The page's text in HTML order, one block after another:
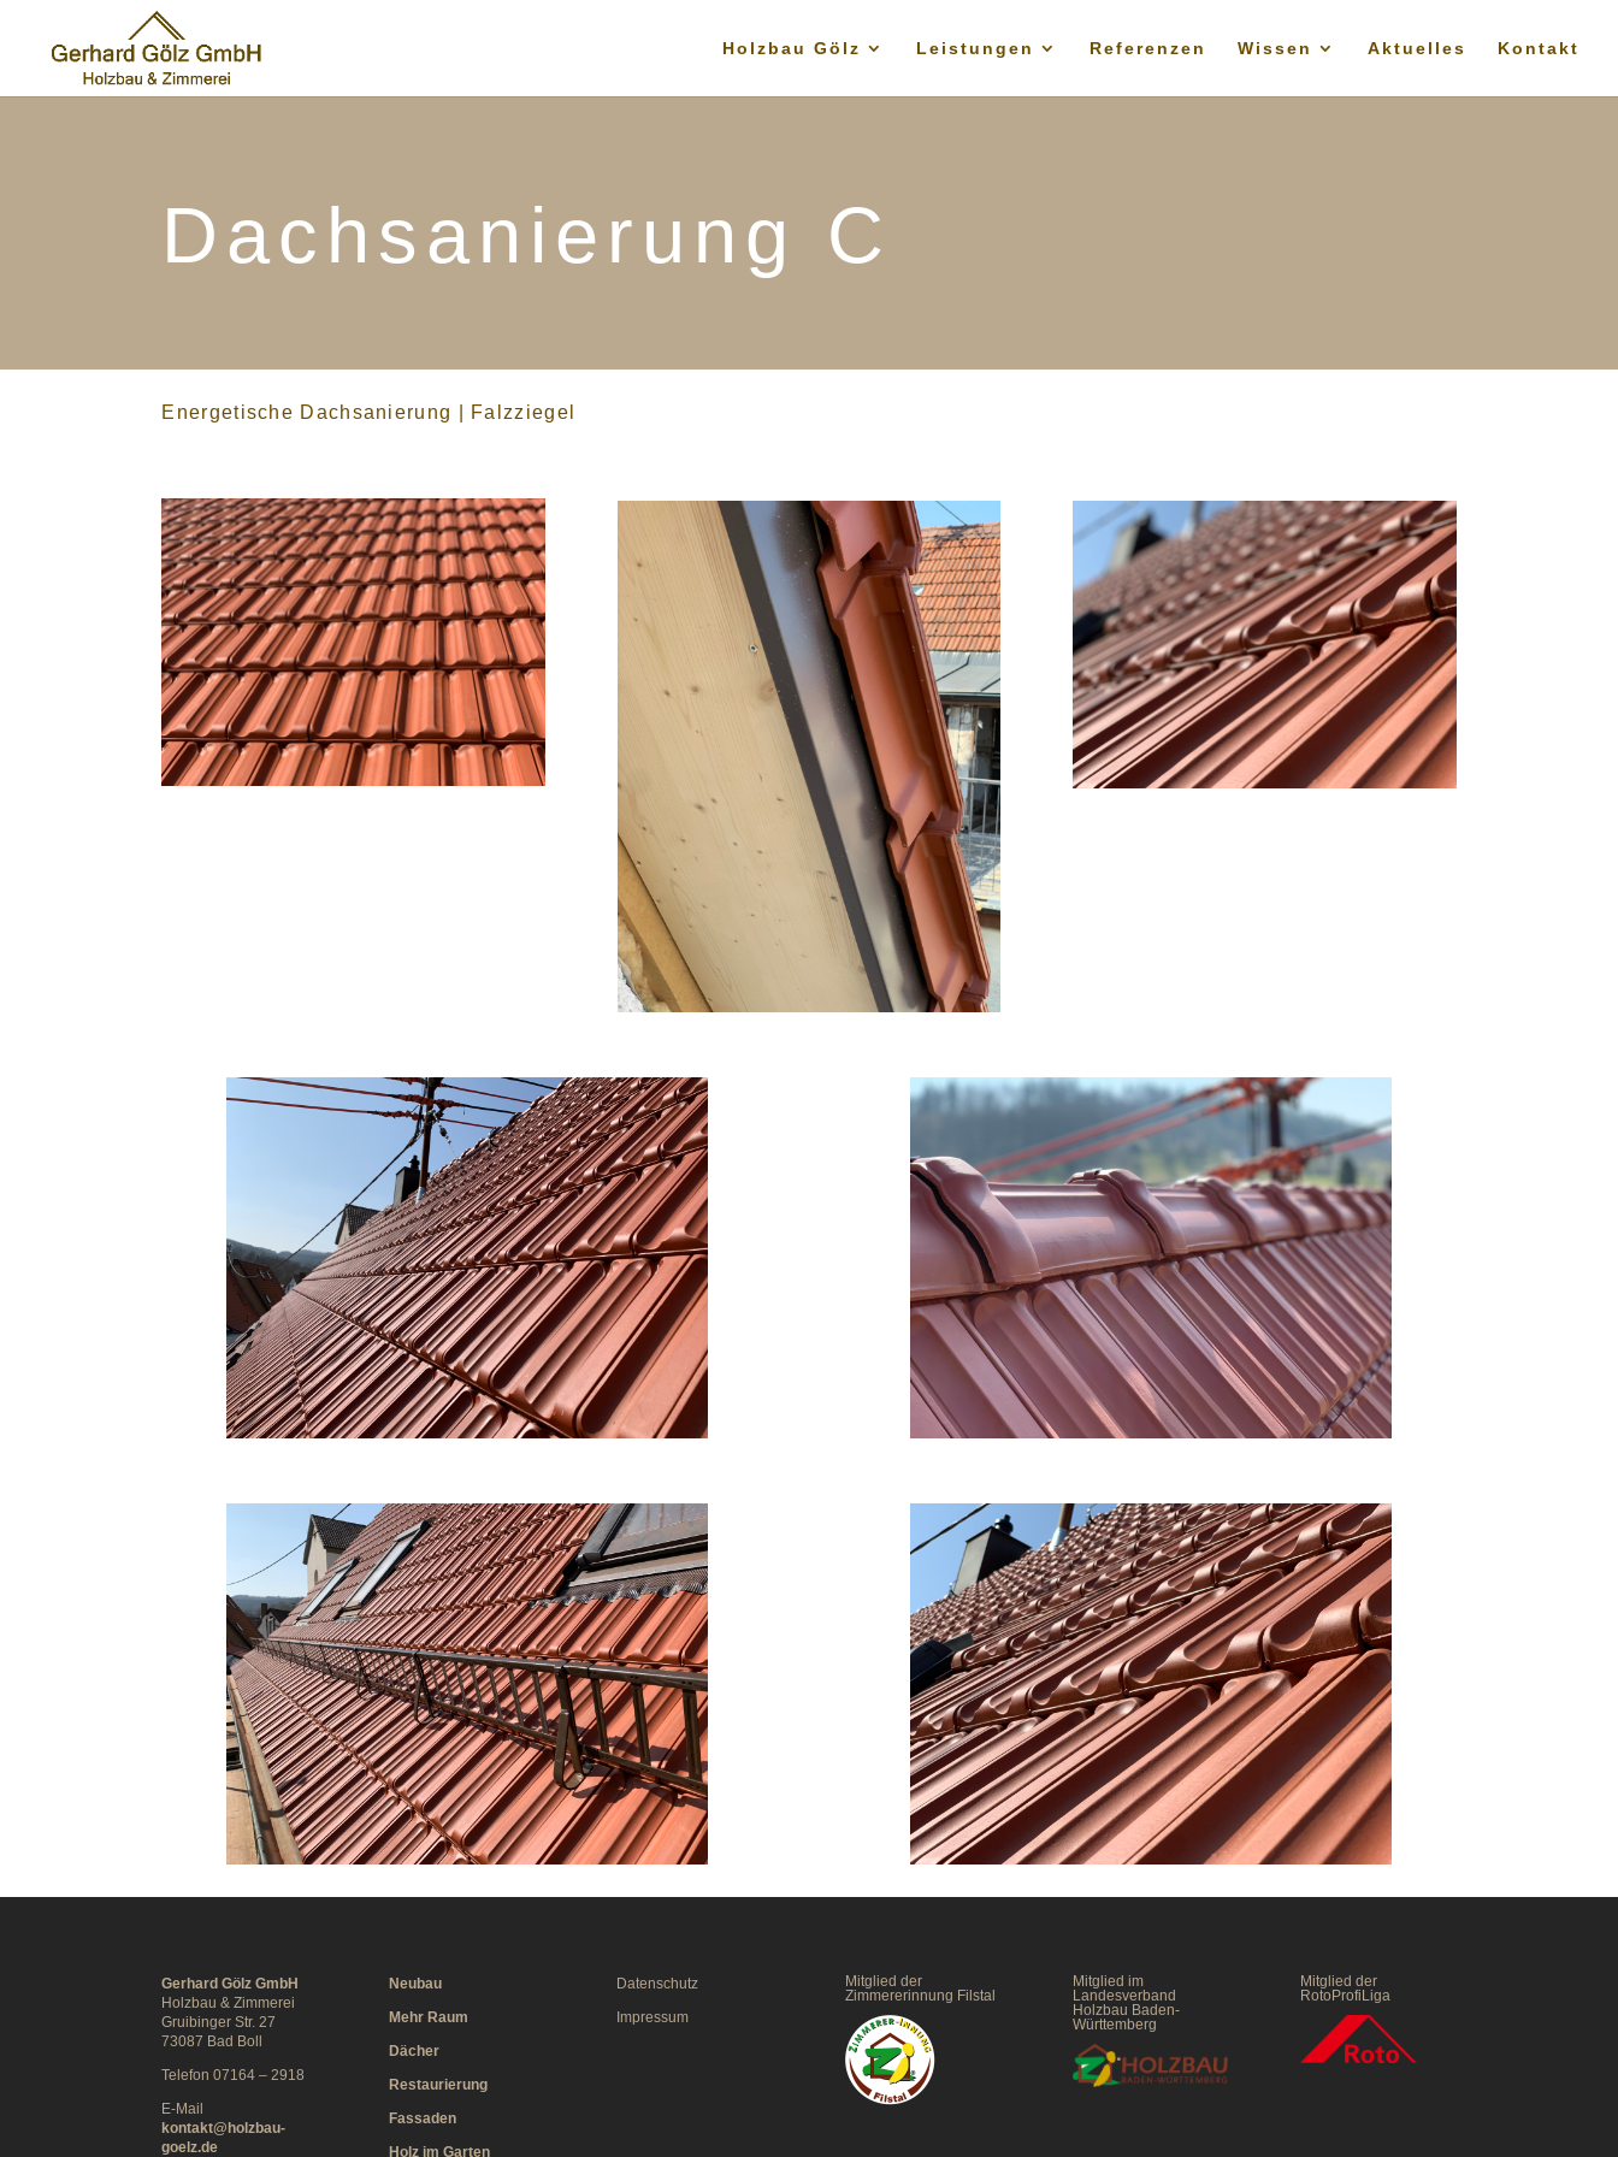
Holzbau Gölz Leistungen Referenzen Wissen Aktuelles Kontakt
Dachsanierung C
Energetische Dachsanierung Falzziegel
Gerhard Gölz GmbH
Holzbau & Zimmerei
Gruibinger Str. 27
73087 Bad Boll
Telefon 07164 – 2918
E-Mail
kontakt@holzbau-
goelz.de
Neubau
Mehr Raum
Dächer
Restaurierung
Fassaden
Holz im Garten
Datenschutz
Impressum
Mitglied der
Zimmererinnung Filstal
Mitglied im
Landesverband
Holzbau Baden-
Württemberg
Mitglied der
RotoProfiLiga